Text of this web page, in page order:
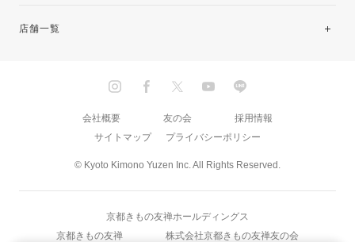
店舗一覧
© Kyoto Kimono Yuzen Inc. All Rights Reserved.
会社概要 友の会
採用情報
サイトマップ
プライバシーポリシー
京都きもの友禅ホールディングス
京都きもの友禅
株式会社京都きもの友禅友の会